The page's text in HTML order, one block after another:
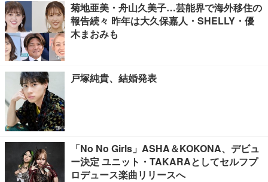
菊地亜美・舟山久美子…芸能界で海外移住の
報告続々 昨年は大久保嘉人・SHELLY・優
木まおみも
戸塚純貴、結婚発表
「No No Girls」ASHA＆KOKONA、デビュ
ー決定 ユニット・TAKARAとしてセルフプ
ロデュース楽曲リリースへ